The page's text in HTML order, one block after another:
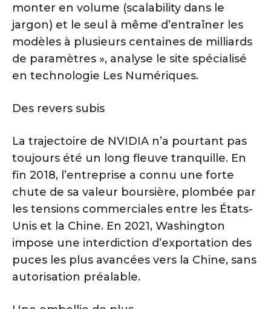
monter en volume (scalability dans le
jargon) et le seul à même d’entraîner les
modèles à plusieurs centaines de milliards
de paramètres », analyse le site spécialisé
en technologie Les Numériques.
Des revers subis
La trajectoire de NVIDIA n’a pourtant pas
toujours été un long fleuve tranquille. En
fin 2018, l’entreprise a connu une forte
chute de sa valeur boursière, plombée par
les tensions commerciales entre les États-
Unis et la Chine. En 2021, Washington
impose une interdiction d’exportation des
puces les plus avancées vers la Chine, sans
autorisation préalable.